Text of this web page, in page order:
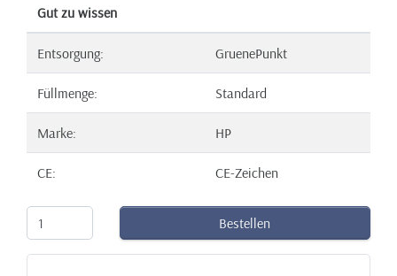
Gut zu wissen
Entsorgung: GruenePunkt
Füllmenge: Standard
Marke: HP
CE: CE-Zeichen
Bestellen